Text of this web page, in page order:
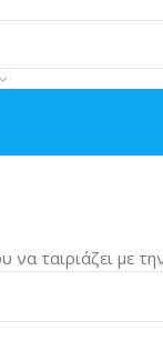
ταιριάζει με